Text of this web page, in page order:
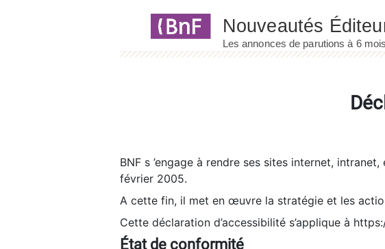
BNF s ’engage à rendre ses sites internet,
février 2005.
A cette fin, il met en œuvre la stratégie et les
Cette déclaration d’accessibilité s’applique à
État de conformité